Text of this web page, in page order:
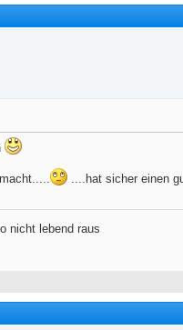
....hat sicher einen
nicht lebend raus